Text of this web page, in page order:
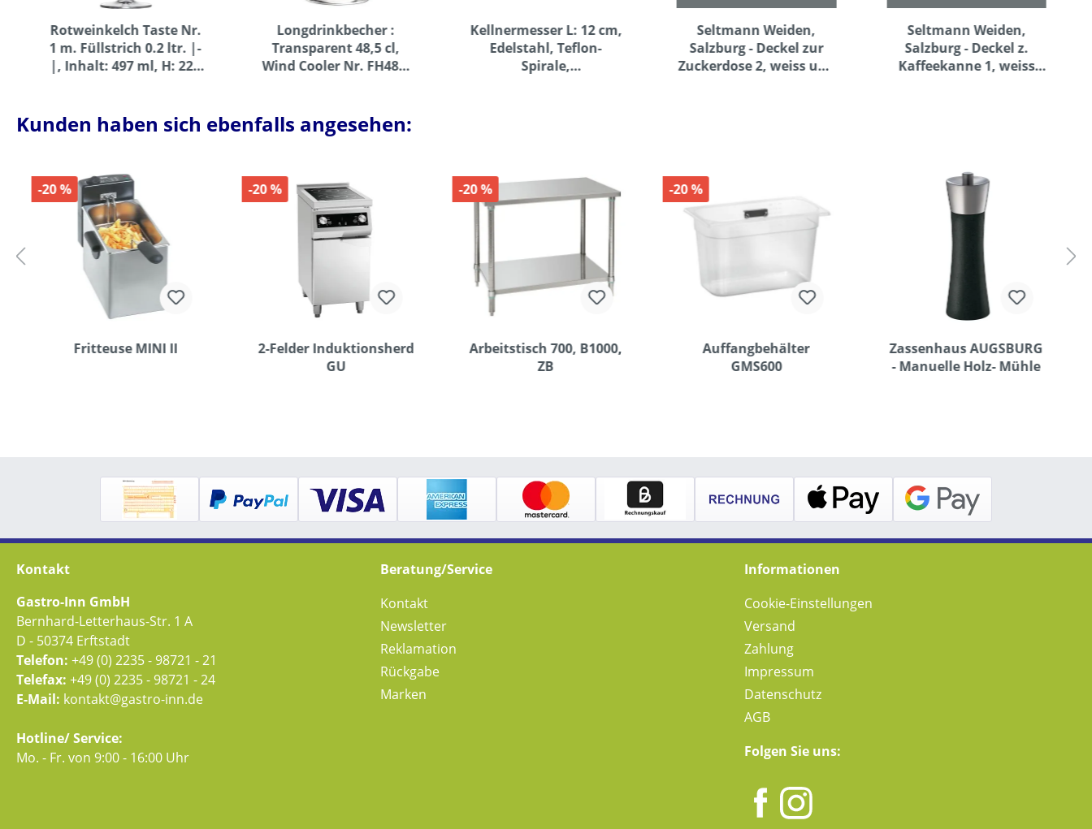
Rotweinkelch Taste Nr.
1 m. Füllstrich 0.2 ltr. |-
|, Inhalt: 497 ml, H: 225
Longdrinkbecher :
Transparent 48,5 cl,
Wind Cooler Nr. FH48T,
Kellnermesser L: 12 cm,
Edelstahl, Teflon-
Spirale,
Seltmann Weiden,
Salzburg - Deckel zur
Zuckerdose 2, weiss uni,
Seltmann Weiden,
Salzburg - Deckel z.
Kaffeekanne 1, weiss
Kunden haben sich ebenfalls angesehen:
-20 %
Fritteuse MINI II
-20 %
2-Felder Induktionsherd
GU
-20 %
Arbeitstisch 700, B1000,
ZB
-20 %
Auffangbehälter
GMS600
Zassenhaus AUGSBURG
- Manuelle Holz- Mühle
Kontakt
Gastro-Inn GmbH
Bernhard-Letterhaus-Str. 1 A
D - 50374 Erftstadt
Telefon: +49 (0) 2235 - 98721 - 21
Telefax: +49 (0) 2235 - 98721 - 24
E-Mail: kontakt@gastro-inn.de
Hotline/ Service:
Mo. - Fr. von 9:00 - 16:00 Uhr
Beratung/Service
Kontakt
Newsletter
Reklamation
Rückgabe
Marken
Informationen
Cookie-Einstellungen
Versand
Zahlung
Impressum
Datenschutz
AGB
Folgen Sie uns: